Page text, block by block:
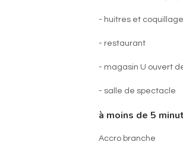
- huitres et
- restaurant
- magasin U ouvert
- salle de spectacle
à moins de 5
Accro branche